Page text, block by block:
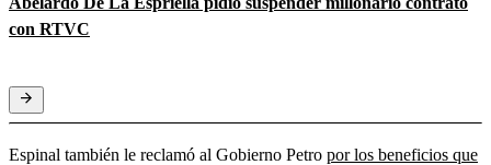
con RTVC
Espinal también le reclamó al Gobierno Petro por los beneficios que